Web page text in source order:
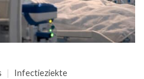
Infectieziekte